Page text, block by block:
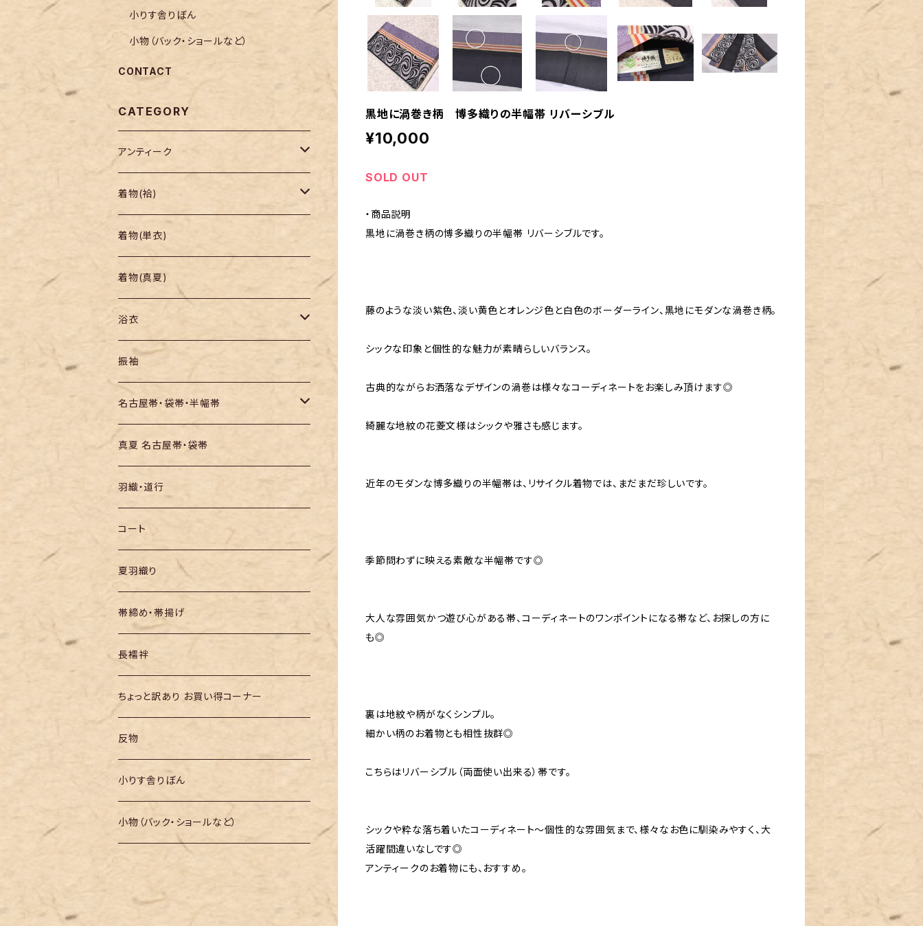
黒地に渦巻き柄 博多織りの半幅帯 リバーシブル
¥10,000
SOLD OUT
・商品説明
黒地に渦巻き柄の博多織りの半幅帯 リバーシブルです。
藤のような淡い紫色、淡い黄色とオレンジ色と白色のボーダーライン、黒地にモダンな渦巻き柄。
シックな印象と個性的な魅力が素晴らしいバランス。
古典的ながらお洒落なデザインの渦巻は様々なコーディネートをお楽しみ頂けます◎
綺麗な地紋の花菱文様はシックや雅さも感じます。
近年のモダンな博多織りの半幅帯は、リサイクル着物では、まだまだ珍しいです。
季節問わずに映える素敵な半幅帯です◎
大人な雰囲気かつ遊び心がある帯、コーディネートのワンポイントになる帯など、お探しの方に
も◎
裏は地紋や柄がなくシンプル。
細かい柄のお着物とも相性抜群◎
こちらはリバーシブル（両面使い出来る）帯です。
シックや粋な落ち着いたコーディネート〜個性的な雰囲気まで、様々なお色に馴染みやすく、大
活躍間違いなしです◎
アンティークのお着物にも、おすすめ。
小りす舎りぼん
小物（バック・ショールなど）
CONTACT
CATEGORY
アンティーク
着物
帯
羽織り・道行
着物(袷)
小紋
色無地・江戸小紋
紬
訪問着・付下
お召し
着物(単衣)
着物(真夏)
浴衣
セオα・ポリ
木綿・綿麻
絞りの浴衣
振袖
名古屋帯・袋帯・半幅帯
名古屋帯
袋帯
半幅帯
真夏 名古屋帯・袋帯
羽織・道行
コート
夏羽織り
帯締め・帯揚げ
長襦袢
ちょっと訳あり お買い得コーナー
反物
小りす舎りぼん
小物（バック・ショールなど）